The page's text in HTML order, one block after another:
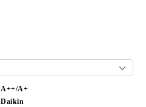
А++/A+
Daikin